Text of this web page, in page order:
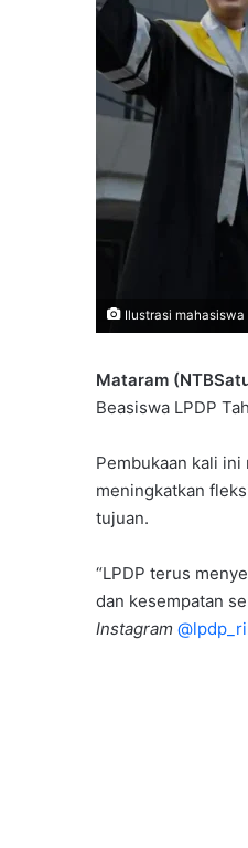
Ilustrasi mahasiswa
Mataram
Beasiswa LPDP
Pembukaan kali
meningkatkan
tujuan.
“LPDP terus
dan kesempatan
Instagram @lpdp_ri